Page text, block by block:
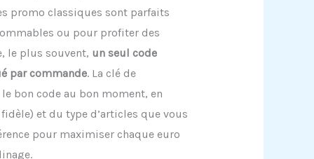
promo classiques sont parfaits
ou pour profiter des
le plus souvent, un seul code
par commande. La clé de
bon code au bon moment, en
et du type d’articles que vous
pour maximiser chaque euro